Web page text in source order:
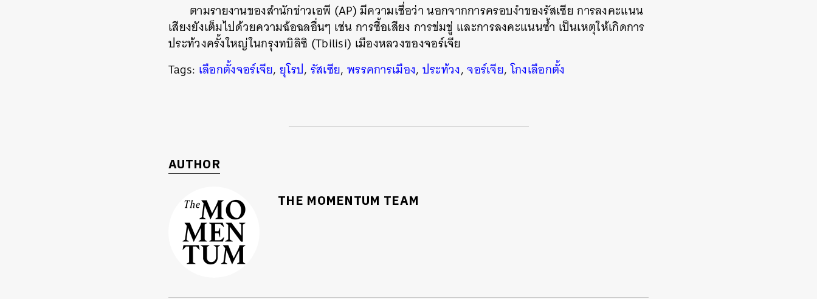
ตามรายงานของสำนักข่าวเอพี (AP) มีความเชื่อว่า นอกจากการครอบงำของรัสเซีย การลงคะแนน
เสียงยังเต็มไปด้วยความฉ้อฉลอื่นๆ เช่น การซื้อเสียง การข่มขู่ และการลงคะแนนซ้ำ เป็นเหตุให้เกิดการ
ประท้วงครั้งใหญ่ในกรุงทบิลิซิ (Tbilisi) เมืองหลวงของจอร์เจีย
Tags: เลือกตั้งจอร์เจีย,ยุโรป, รัสเซีย, พรรคการเมือง, ประท้วง,จอร์เจีย,โกงเลือกตั้ง
AUTHOR
THE MOMENTUM TEAM